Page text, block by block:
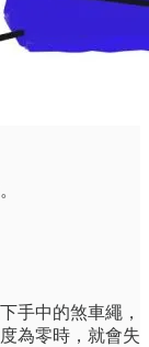
手中的煞車繩，
為零時，就會失